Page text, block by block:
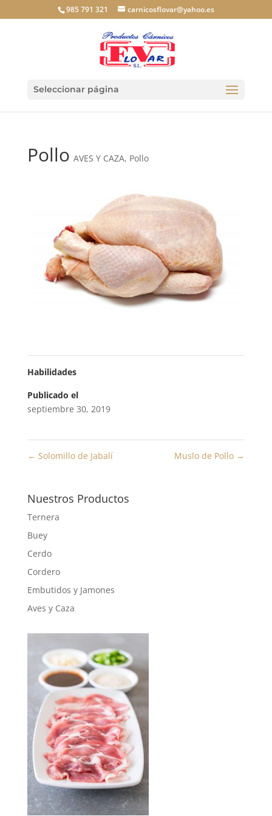
985 791 321 carnicosflovar@yahoo.es
Seleccionar página
Pollo AVES Y CAZA, Pollo
Habilidades
Publicado el
septiembre 30, 2019
← Solomillo de Jabalí Muslo de Pollo →
Nuestros Productos
Ternera
Buey
Cerdo
Cordero
Embutidos y Jamones
Aves y Caza